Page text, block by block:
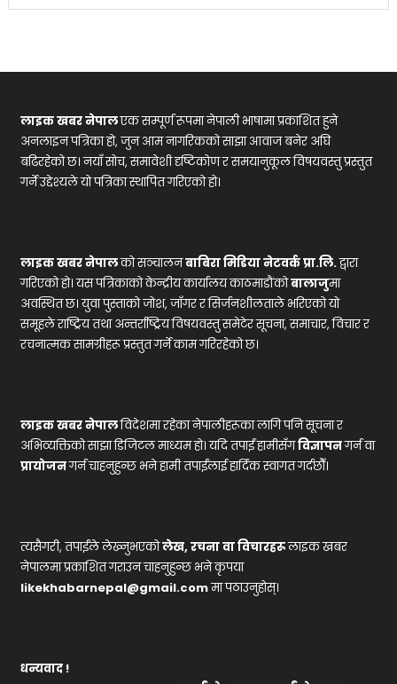
लाइक खबर नेपालएक सम्पूर्ण रूपमा नेपाली भाषामा प्रकाशित हुने
अनलाइन पत्रिका हो, जुन आम नागरिकको साझा आवाज बनेर अघि
बढिरहेको छ। नयाँ सोच, समावेशी दृष्टिकोण र समयानुकूल विषयवस्तु प्रस्तुत
गर्ने उद्देश्यले यो पत्रिका स्थापित गरिएको हो।
लाइक खबर नेपालको सञ्चालनबाबिरा मिडिया नेटवर्क प्रा.लि.द्वारा
गरिएको हो। यस पत्रिकाको केन्द्रीय कार्यालय काठमाडौंकोबालाजुमा
अवस्थित छ। युवा पुस्ताको जोश, जाँगर र सिर्जनशीलताले भरिएको यो
समूहले राष्ट्रिय तथा अन्तर्राष्ट्रिय विषयवस्तु समेटेर सूचना, समाचार, विचार र
रचनात्मक सामग्रीहरू प्रस्तुत गर्ने काम गरिरहेको छ।
लाइक खबर नेपालविदेशमा रहेका नेपालीहरूका लागि पनि सूचना र
अभिव्यक्तिको साझा डिजिटल माध्यम हो। यदि तपाईं हामीसँगविज्ञापनगर्न वा
प्रायोजनगर्न चाहनुहुन्छ भने हामी तपाईंलाई हार्दिक स्वागत गर्दछौँ।
त्यसैगरी, तपाईंले लेख्नुभएकोलेख, रचना वा विचारहरूलाइक खबर
नेपालमा प्रकाशित गराउन चाहनुहुन्छ भने कृपया
likekhabarnepal@gmail.comमा पठाउनुहोस्।
धन्यवाद !